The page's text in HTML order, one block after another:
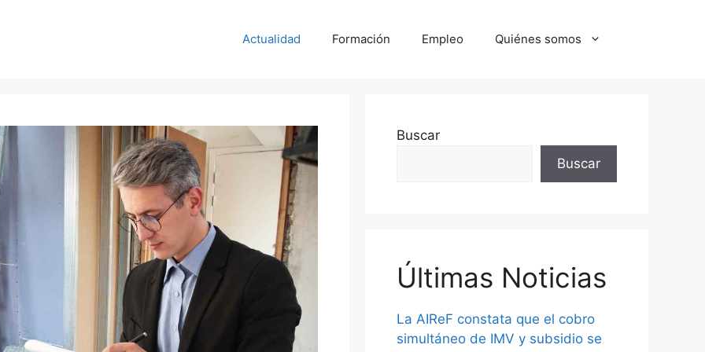
Actualidad Formación Empleo Quiénes somos
Buscar
Buscar
Últimas Noticias
La AIReF constata que el cobro
simultáneo de IMV y subsidio se